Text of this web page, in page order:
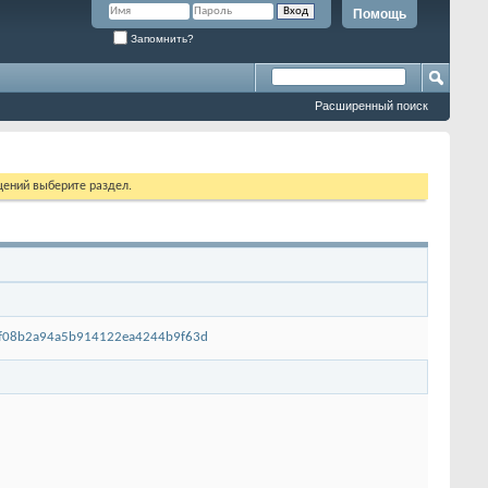
Помощь
Запомнить?
Расширенный поиск
выберите раздел.